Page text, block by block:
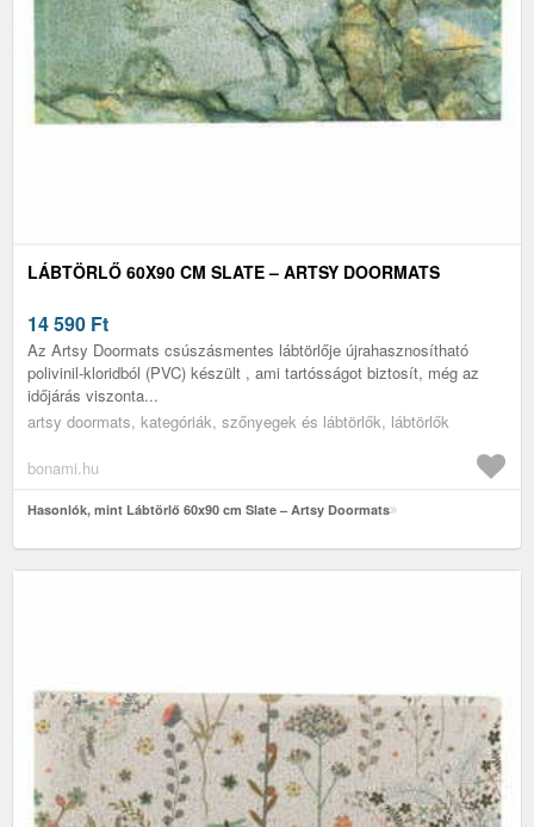
LÁBTÖRLŐ 60X90 CM SLATE – ARTSY DOORMATS
14 590 Ft
Az Artsy Doormats csúszásmentes lábtörlője újrahasznosítható
polivinil-kloridból (PVC) készült , ami tartósságot biztosít, még az
időjárás viszonta...
artsy doormats, kategóriák, szőnyegek és lábtörlők, lábtörlők
bonami.hu
Hasonlók, mint Lábtörlő 60x90 cm Slate – Artsy Doormats